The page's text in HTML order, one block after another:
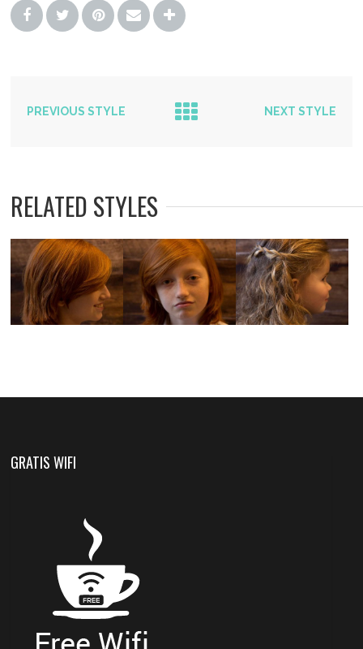
PREVIOUS STYLE NEXT STYLE
RELATED STYLES
GRATIS WIFI